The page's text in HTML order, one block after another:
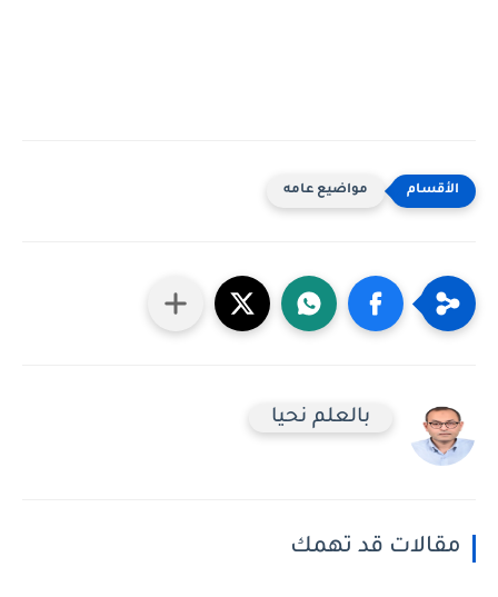
مواضيع عامه
بالعلم نحيا
مقالات قد تهمك